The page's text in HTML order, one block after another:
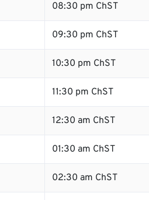
08:30 pm ChST
09:30 pm ChST
10:30 pm ChST
11:30 pm ChST
12:30 am ChST
01:30 am ChST
02:30 am ChST